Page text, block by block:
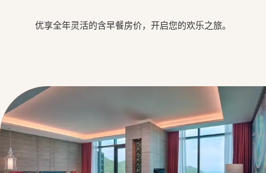
优享全年灵活的含早餐房价，开启您的欢乐之旅。